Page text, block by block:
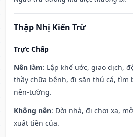
Thập Nhị Kiến Trừ
Trực Chấp
Nên làm: Lập khế ước, giao dịch,
thầy chữa bệnh, đi săn thú cá, tìm
nền-tường.
Không nên: Dời nhà, đi chơi xa,
xuất tiền của.